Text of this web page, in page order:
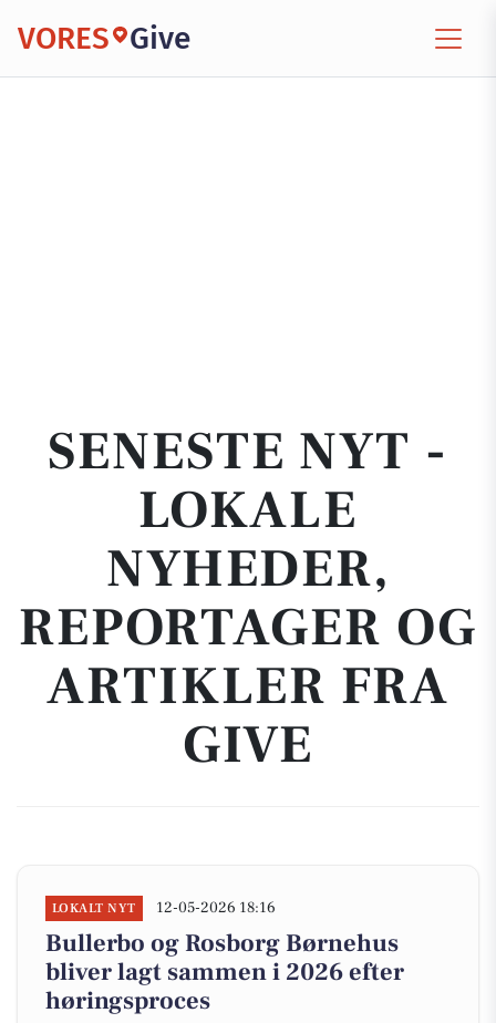
VORES Give
SENESTE NYT -
LOKALE
NYHEDER,
REPORTAGER OG
ARTIKLER FRA
GIVE
LOKALT NYT 12-05-2026 18:16
Bullerbo og Rosborg Børnehus
bliver lagt sammen i 2026 efter
høringsproces